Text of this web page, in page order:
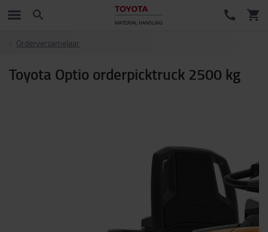
Orderverzamelaar
Toyota Optio orderpicktruck 2500 kg